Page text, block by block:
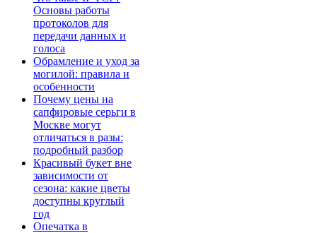
Основы работы
протоколов для
передачи данных и
голоса
Обрамление и уход за
могилой: правила и
особенности
Почему цены на
сапфировые серьги в
Москве могут
отличаться в разы:
подробный разбор
Красивый букет вне
зависимости от
сезона: какие цветы
доступны круглый
год
Опечатка в